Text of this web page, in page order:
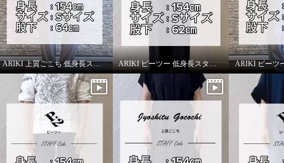
ARIKI 上質ごこち 低身長スタッフがはいてみました！ ARIKI ピーツー 低身長スタッフがはいてみました！